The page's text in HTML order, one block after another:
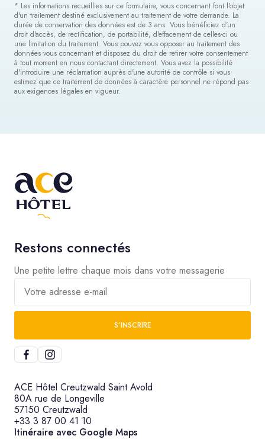
* Les informations recueillies sur ce formulaire, vous concernant font l'objet
d'un traitement destiné exclusivement au traitement de votre demande. La
durée de conservation des données est de 3 ans. Vous bénéficiez d'un
droit d'accès, de rectification, de portabilité, d'effacement de celles-ci ou
une limitation du traitement. Vous pouvez vous opposer au traitement des
données vous concernant et disposez du droit de retirer votre consentement
à tout moment en nous contactant directement. Vous avez la possibilité
d'introduire une réclamation auprès d'une autorité de contrôle si vous
estimez que ce traitement de données à caractère personnel ne répond pas
aux exigences légales en vigueur.
Restons connectés
Une petite lettre chaque mois dans votre messagerie
Votre adresse e-mail
S’INSCRIRE
ACE Hôtel Creutzwald Saint Avold
80A rue de Longeville
57150 Creutzwald
+33 3 87 00 41 10
Itinéraire avec Google Maps